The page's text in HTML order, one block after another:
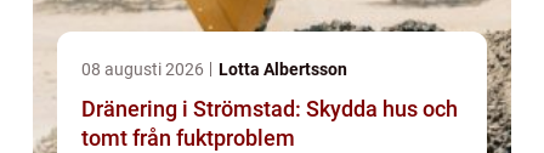
08 augusti 2026 Lotta Albertsson
Dränering i Strömstad: Skydda hus och
tomt från fuktproblem